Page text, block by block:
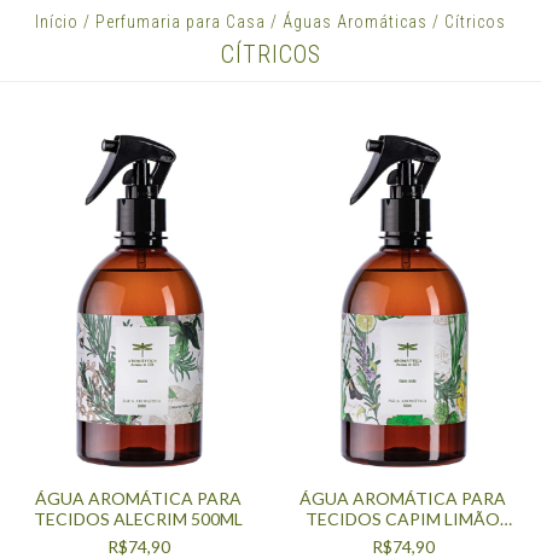
Início / Perfumaria para Casa / Águas Aromáticas / Cítricos
CÍTRICOS
ÁGUA AROMÁTICA PARA
TECIDOS ALECRIM 500ML
R$74,90
ÁGUA AROMÁTICA PARA
TECIDOS CAPIM LIMÃO
500ML
R$74,90